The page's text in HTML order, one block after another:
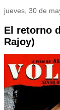
jueves, 30 de
El retorno
Rajoy)